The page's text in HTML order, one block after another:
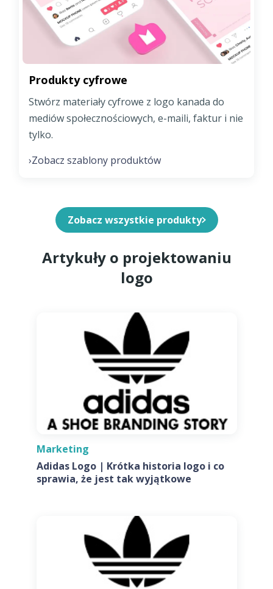
Produkty cyfrowe
Stwórz materiały cyfrowe z logo kanada do
mediów społecznościowych, e-maili, faktur i nie
tylko.
›Zobacz szablony produktów
Zobacz wszystkie produkty
Artykuły o projektowaniu
logo
Marketing
Adidas Logo | Krótka historia logo i co
sprawia, że jest tak wyjątkowe